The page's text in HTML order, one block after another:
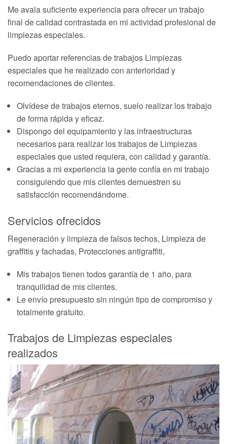
Me avala suficiente experiencia para ofrecer un trabajo
final de calidad contrastada en mi actividad profesional de
limpiezas especiales.
Puedo aportar referencias de trabajos Limpiezas
especiales que he realizado con anterioridad y
recomendaciones de clientes.
Olvídese de trabajos eternos, suelo realizar los trabajo
de forma rápida y eficaz.
Dispongo del equipamiento y las infraestructuras
necesarios para realizar los trabajos de Limpiezas
especiales que usted requiera, con calidad y garantía.
Gracias a mi experiencia la gente confía en mi trabajo
consiguiendo que mis clientes demuestren su
satisfacción recomendándome.
Servicios ofrecidos
Regeneración y limpieza de falsos techos, Limpieza de
graffitis y fachadas, Protecciones antigraffiti,
Mis trabajos tienen todos garantía de 1 año, para
tranquilidad de mis clientes.
Le envío presupuesto sin ningún tipo de compromiso y
totalmente gratuito.
Trabajos de Limpiezas especiales
realizados
1 of 4